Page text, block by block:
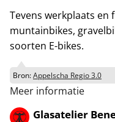
Tevens werkplaats en
muntainbikes,
soorten E-bikes.
Bron:Appelscha Regio 3.0
Meer informatie
Glasatelier